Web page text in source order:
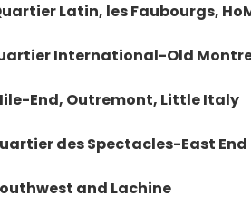
Latin, les Faubourgs,
International-Old
End, Outremont, Little Italy
des Spectacles-East
and Lachine